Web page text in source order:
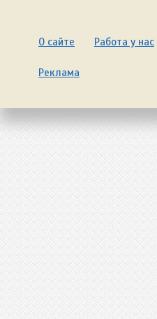
О сайте Работа у нас
Реклама